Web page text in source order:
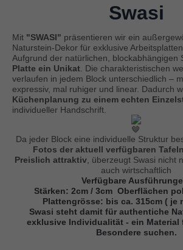
Swasi
Mit "SWASI" präsentieren wir ein
Naturstein-Dekor für exklusive
Aufgrund der natürlichen, blockabhängigen
Platte ein Unikat. Die charakteristischen
verlaufen in jedem Block unterschiedlich –
expressiv, mal ruhiger und linear. Dadurch
Küchenplanung zu einem echten
individueller Handschrift.
Da jeder Block eine individuelle Struktur
Fotos der aktuell verfügbaren
Preislich attraktiv, überzeugt Swasi nicht
auch wirtschaftlich
Verfügbare
Stärken: 2cm / 3cm Oberflächen
Plattengrösse: bis ca. 315cm ( je
Swasi steht damit für authentiche
exklusive Individualität - ein Material
Besondere suchen.